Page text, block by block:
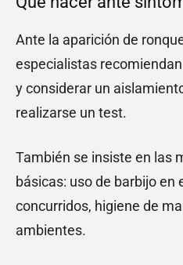
Ante la aparición de
especialistas
y considerar un
realizarse un test.
También se insiste en las
básicas: uso de barbijo en
concurridos, higiene de
ambientes.